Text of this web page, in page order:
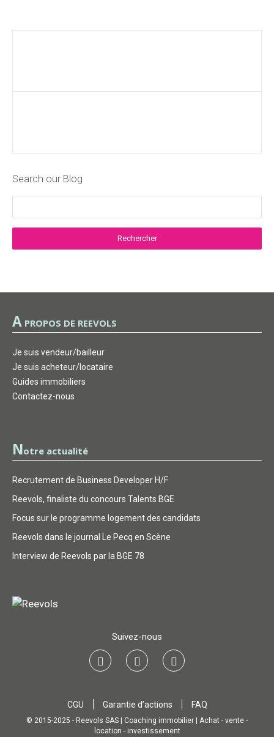
Search our Blog
A PROPOS DE REEVOLS
Je suis vendeur/bailleur
Je suis acheteur/locataire
Guides immobiliers
Contactez-nous
Notre actualité
Recrutement de Business Developer H/F
Reevols, finaliste du concours Talents BGE
Focus sur le programme logement des candidats
Reevols dans le journal Le Pecq en Scène
Interview de Reevols par la BGE 78
Suivez-nous
CGU Garantie d’actions FAQ
© 2015-2025 - Reevols SAS | Coaching immobilier | Achat - vente -
location - investissement